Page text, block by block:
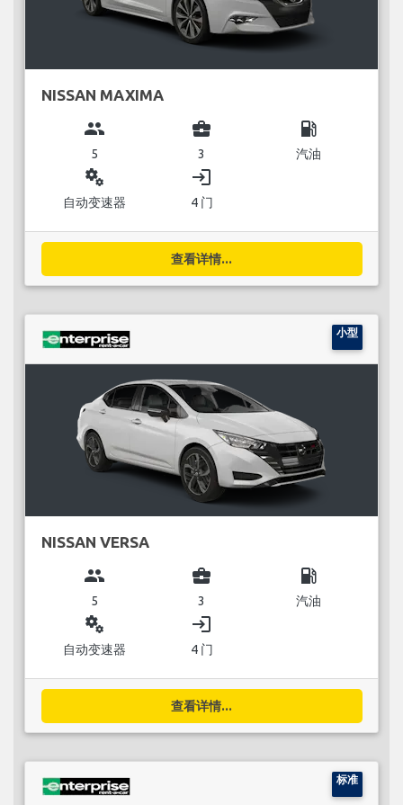
NISSAN MAXIMA
group
5
business_center
3
local_gas_station
汽油
miscellaneous_services
自动变速器
login
4 门
查看详情...
小型
NISSAN VERSA
group
5
business_center
3
local_gas_station
汽油
miscellaneous_services
自动变速器
login
4 门
查看详情...
标准